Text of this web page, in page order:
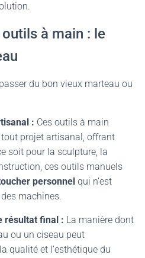
à main : le
du bon vieux marteau ou
: Ces outils à main
projet artisanal, offrant
soit pour la sculpture, la
ces outils manuels
personnel qui n’est
machines.
résultat final : La manière dont
ou un ciseau peut
qualité et l’esthétique du